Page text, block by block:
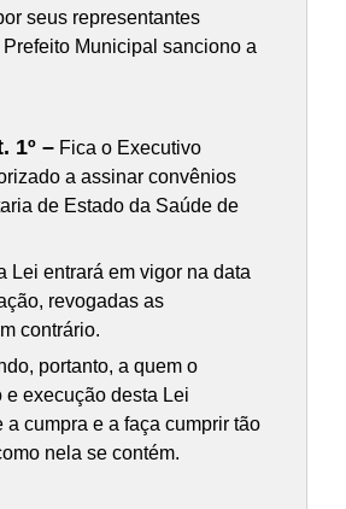
seus representantes
Municipal sanciono a
1º – Fica o Executivo
a assinar convênios
de Estado da Saúde de
Lei entrará em vigor na data
revogadas as
contrário.
portanto, a quem o
e execução desta Lei
a cumpra e a faça cumprir tão
nela se contém.